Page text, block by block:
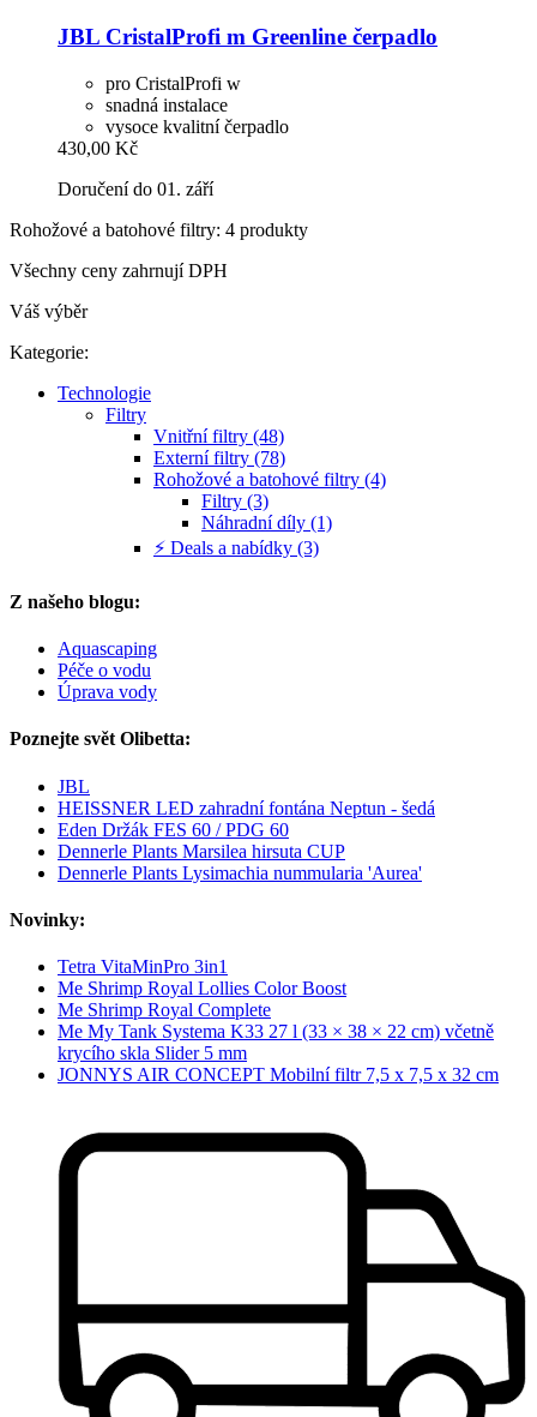
JBL CristalProfi m Greenline čerpadlo
pro CristalProfi w
snadná instalace
vysoce kvalitní čerpadlo
430,00 Kč
Doručení do 01. září
Rohožové a batohové filtry: 4 produkty
Všechny ceny zahrnují DPH
Váš výběr
Kategorie:
Technologie
Filtry
Vnitřní filtry (48)
Externí filtry (78)
Rohožové a batohové filtry (4)
Filtry (3)
Náhradní díly (1)
⚡ Deals a nabídky (3)
Z našeho blogu:
Aquascaping
Péče o vodu
Úprava vody
Poznejte svět Olibetta:
JBL
HEISSNER LED zahradní fontána Neptun - šedá
Eden Držák FES 60 / PDG 60
Dennerle Plants Marsilea hirsuta CUP
Dennerle Plants Lysimachia nummularia 'Aurea'
Novinky:
Tetra VitaMinPro 3in1
Me Shrimp Royal Lollies Color Boost
Me Shrimp Royal Complete
Me My Tank Systema K33 27 l (33 × 38 × 22 cm) včetně
krycího skla Slider 5 mm
JONNYS AIR CONCEPT Mobilní filtr 7,5 x 7,5 x 32 cm